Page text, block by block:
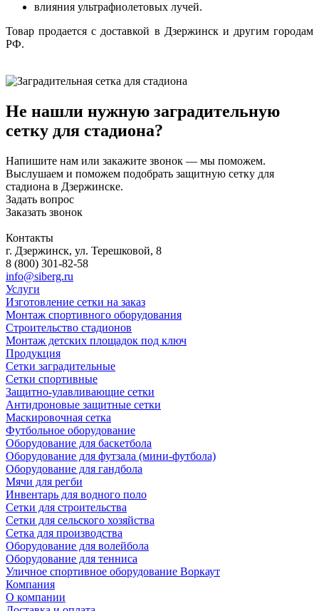
влияния ультрафиолетовых лучей.
Товар продается с доставкой в Дзержинск и другим городам
РФ.
Не нашли нужную заградительную
сетку для стадиона?
Напишите нам или закажите звонок — мы поможем.
Выслушаем и поможем подобрать защитную сетку для
стадиона в Дзержинске.
Задать вопрос
Заказать звонок
Контакты
г. Дзержинск, ул. Терешковой, 8
8 (800) 301-82-58
info@siberg.ru
Услуги
Изготовление сетки на заказ
Монтаж спортивного оборудования
Строительство стадионов
Монтаж детских площадок под ключ
Продукция
Сетки заградительные
Сетки спортивные
Защитно-улавливающие сетки
Антидроновые защитные сетки
Маскировочная сетка
Футбольное оборудование
Оборудование для баскетбола
Оборудование для футзала (мини-футбола)
Оборудование для гандбола
Мячи для регби
Инвентарь для водного поло
Сетки для строительства
Сетки для сельского хозяйства
Сетка для производства
Оборудование для волейбола
Оборудование для тенниса
Уличное спортивное оборудование Воркаут
Компания
О компании